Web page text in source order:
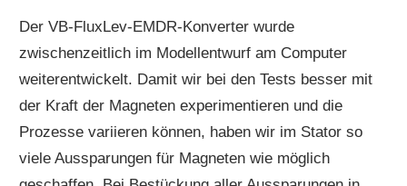
Der VB-FluxLev-EMDR-Konverter wurde
zwischenzeitlich im Modellentwurf am Computer
weiterentwickelt. Damit wir bei den Tests besser mit
der Kraft der Magneten experimentieren und die
Prozesse variieren können, haben wir im Stator so
viele Aussparungen für Magneten wie möglich